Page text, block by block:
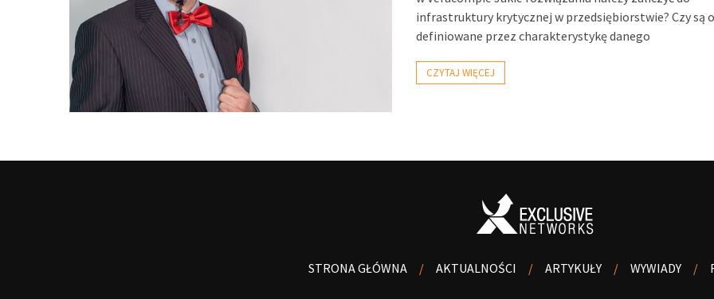
infrastruktury krytycznej w przedsiębiorstwie? Czy są
definiowane przez charakterystykę danego
CZYTAJ WIĘCEJ
STRONA GŁÓWNA AKTUALNOŚCI ARTYKUŁY WYWIADY